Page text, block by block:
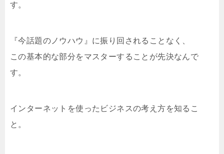
す。
『今話題のノウハウ』に振り回されることなく、
この基本的な部分をマスターすることが先決なんで
す。
インターネットを使ったビジネスの考え方を知るこ
と。